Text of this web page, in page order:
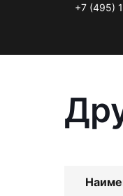
+7 (495)